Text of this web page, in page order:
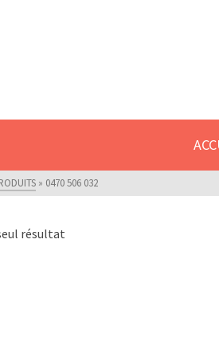
» 0470 506 032
résultat